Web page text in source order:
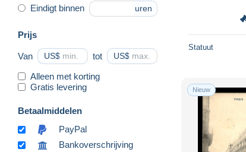
Eindigt binnen uren
Prijs
Van US$ tot US$
Alleen met korting
Gratis levering
Betaalmiddelen
PayPal
Bankoverschrijving
Statuut
Nieuw